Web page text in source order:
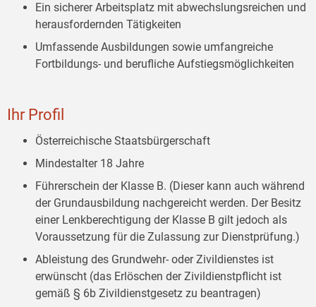
Ein sicherer Arbeitsplatz mit abwechslungsreichen und
herausfordernden Tätigkeiten
Umfassende Ausbildungen sowie umfangreiche
Fortbildungs- und berufliche Aufstiegsmöglichkeiten
Ihr Profil
Österreichische Staatsbürgerschaft
Mindestalter 18 Jahre
Führerschein der Klasse B. (Dieser kann auch während
der Grundausbildung nachgereicht werden. Der Besitz
einer Lenkberechtigung der Klasse B gilt jedoch als
Voraussetzung für die Zulassung zur Dienstprüfung.)
Ableistung des Grundwehr- oder Zivildienstes ist
erwünscht (das Erlöschen der Zivildienstpflicht ist
gemäß § 6b Zivildienstgesetz zu beantragen)